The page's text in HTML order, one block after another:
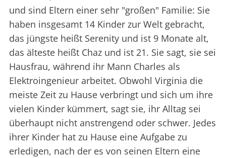
und sind Eltern einer sehr "großen" Familie: Sie
haben insgesamt 14 Kinder zur Welt gebracht,
das jüngste heißt Serenity und ist 9 Monate alt,
das älteste heißt Chaz und ist 21. Sie sagt, sie sei
Hausfrau, während ihr Mann Charles als
Elektroingenieur arbeitet. Obwohl Virginia die
meiste Zeit zu Hause verbringt und sich um ihre
vielen Kinder kümmert, sagt sie, ihr Alltag sei
überhaupt nicht anstrengend oder schwer. Jedes
ihrer Kinder hat zu Hause eine Aufgabe zu
erledigen, nach der es von seinen Eltern eine